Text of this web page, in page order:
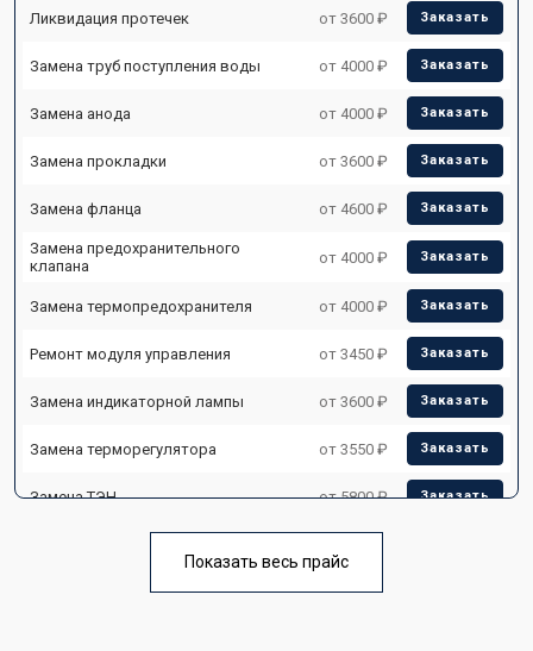
Ликвидация протечек от 3600 ₽ Заказать
Замена труб поступления воды от 4000 ₽ Заказать
Замена анода от 4000 ₽ Заказать
Замена прокладки от 3600 ₽ Заказать
Замена фланца от 4600 ₽ Заказать
Замена предохранительного
клапана
от 4000 ₽ Заказать
Замена термопредохранителя от 4000 ₽ Заказать
Ремонт модуля управления от 3450 ₽ Заказать
Замена индикаторной лампы от 3600 ₽ Заказать
Замена терморегулятора от 3550 ₽ Заказать
Замена ТЭН от 5800 ₽ Заказать
Замена термостата от 3590 ₽
Показать весь прайс